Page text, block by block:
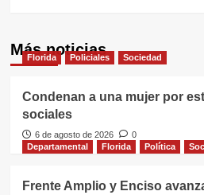
Más noticias
Florida Policiales Sociedad
Condenan a una mujer por
sociales
6 de agosto de 2026
0
Departamental
Florida Política
Frente Amplio y Enciso